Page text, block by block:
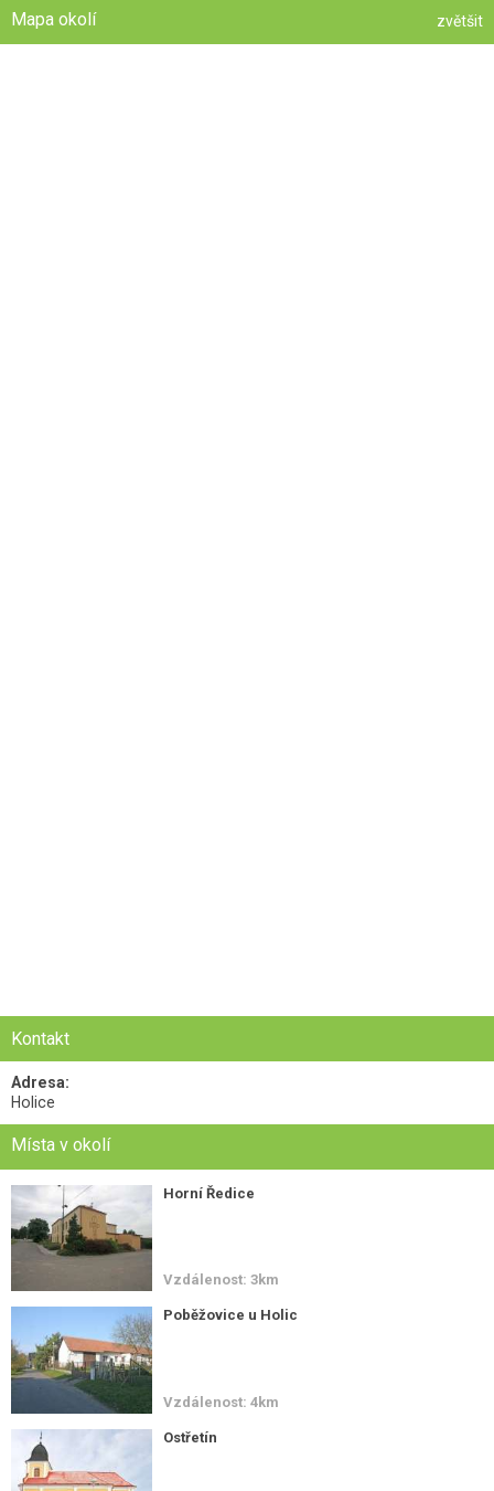
Mapa okolí zvětšit
Kontakt
Adresa:
Holice
Místa v okolí
Horní Ředice
Vzdálenost: 3km
Poběžovice u Holic
Vzdálenost: 4km
Ostřetín